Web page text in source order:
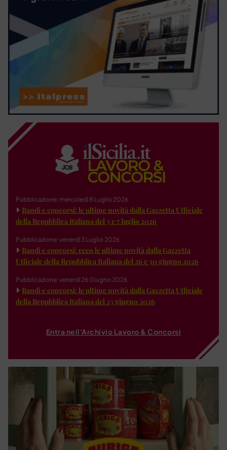
Pubblicazione: mercoledì 8 Luglio 2026
Bandi e concorsi: le ultime novità dalla Gazzetta Ufficiale
della Repubblica Italiana del 3 e 7 luglio 2026
Pubblicazione: venerdì 3 Luglio 2026
Bandi e concorsi: ecco le ultime novità dalla Gazzetta
Ufficiale della Repubblica Italiana del 26 e 30 giugno 2026
Pubblicazione: venerdì 26 Giugno 2026
Bandi e concorsi: le ultime novità dalla Gazzetta Ufficiale
della Repubblica Italiana del 23 giugno 2026
Entra nell'Archivio Lavoro & Concorsi